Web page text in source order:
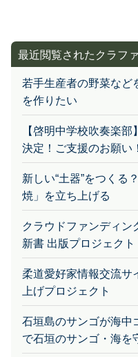
若手生産者の野菜など
を作りたい
【啓明中学校吹奏楽部
決定！ご支援のお願い！
新しい“土器”をつくる
焼」を立ち上げる
クラウドファンディン
新書 出版プロジェクト
柔道愛好家情報交流サ
上げプロジェクト
石垣島のサンゴが海中
で石垣のサンゴ・海を
手ぶら感覚で外出でき